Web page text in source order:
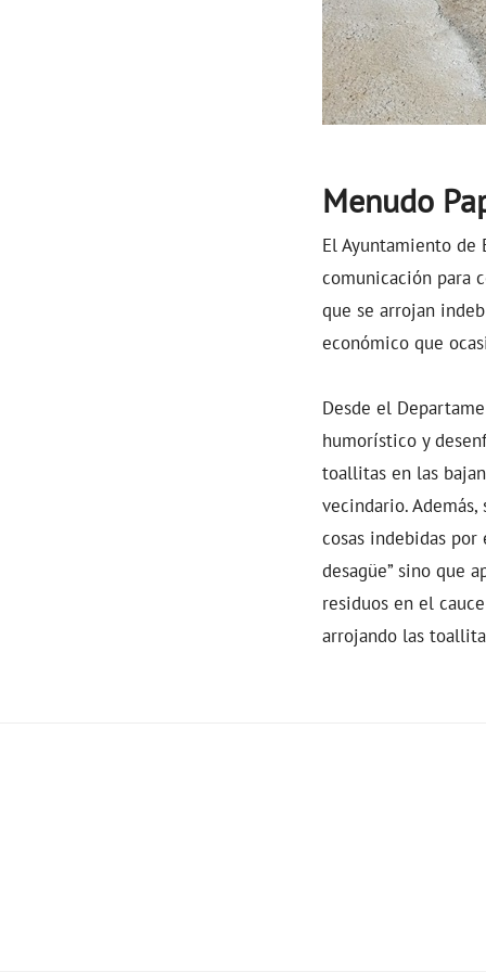
Menudo
El Ayuntamiento de
comunicación para
que se arrojan
económico que
Desde el
humorístico y
toallitas en las
vecindario.
cosas indebidas
desagüe” sino que
residuos en el
arrojando las